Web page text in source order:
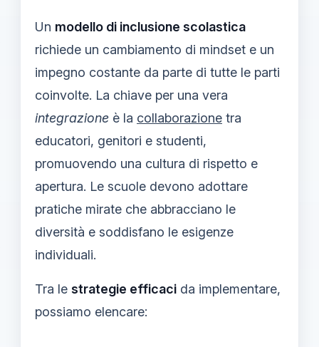
Un modello di inclusione scolastica
richiede un cambiamento di mindset e un
impegno costante da parte di tutte le parti
coinvolte. La chiave per una vera
integrazione è la collaborazione tra
educatori, genitori e studenti,
promuovendo una cultura di rispetto e
apertura. Le scuole devono adottare
pratiche mirate che abbracciano le
diversità e soddisfano le esigenze
individuali.
Tra le strategie efficaci da implementare,
possiamo elencare: